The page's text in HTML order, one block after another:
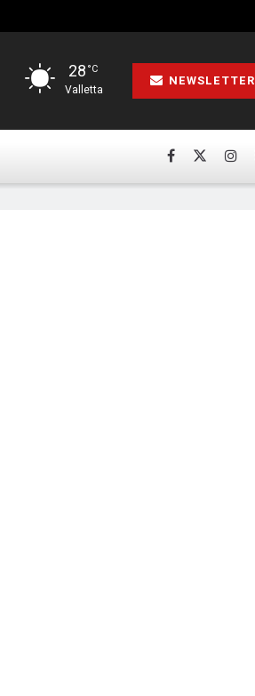
28°C
Valletta
NEWSLETTER